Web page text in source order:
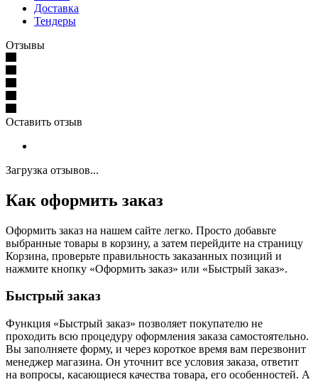
Доставка
Тендеры
Отзывы
Оставить отзыв
Загрузка отзывов...
Как оформить заказ
Оформить заказ на нашем сайте легко. Просто добавьте
выбранные товары в корзину, а затем перейдите на страницу
Корзина, проверьте правильность заказанных позиций и
нажмите кнопку «Оформить заказ» или «Быстрый заказ».
Быстрый заказ
Функция «Быстрый заказ» позволяет покупателю не
проходить всю процедуру оформления заказа самостоятельно.
Вы заполняете форму, и через короткое время вам перезвонит
менеджер магазина. Он уточнит все условия заказа, ответит
на вопросы, касающиеся качества товара, его особенностей. А